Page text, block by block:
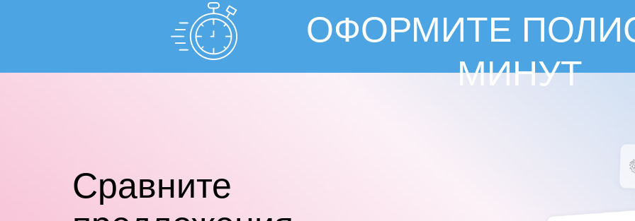
ОФОРМИТЕ
МИНУТ
Cравните